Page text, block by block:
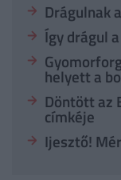
Drágulnak
Így drágul
helyett a
Döntött az
címkéje
Ijesztő!